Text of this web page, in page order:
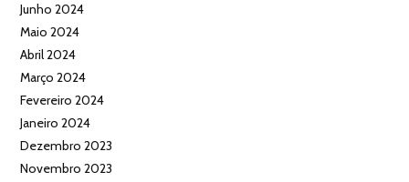
Junho 2024
Maio 2024
Abril 2024
Março 2024
Fevereiro 2024
Janeiro 2024
Dezembro 2023
Novembro 2023